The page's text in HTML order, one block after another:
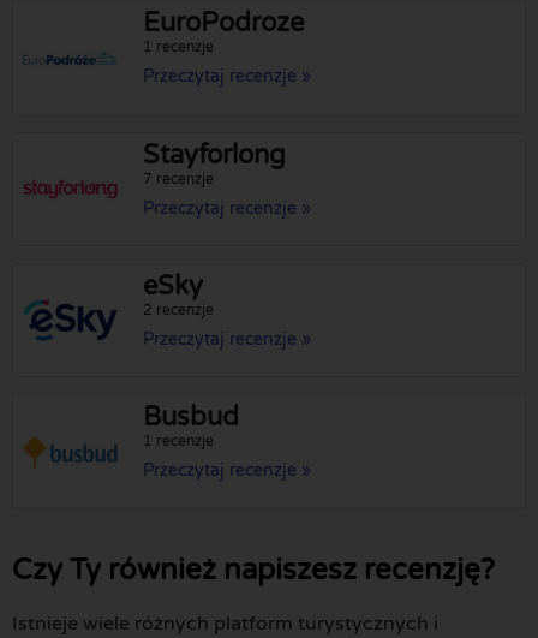
EuroPodroze
1 recenzje
Przeczytaj recenzje »
Stayforlong
7 recenzje
Przeczytaj recenzje »
eSky
2 recenzje
Przeczytaj recenzje »
Busbud
1 recenzje
Przeczytaj recenzje »
Czy Ty również napiszesz recenzję?
Istnieje wiele różnych platform turystycznych i